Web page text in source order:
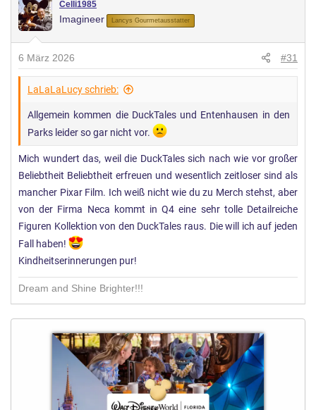
Celli1985
Imagineer Lancys Gourmetausstatter
6 März 2026 #31
LaLaLaLucy schrieb:
Allgemein kommen die DuckTales und Entenhausen in den
Parks leider so gar nicht vor.
Mich wundert das, weil die DuckTales sich nach wie vor großer
Beliebtheit Beliebtheit erfreuen und wesentlich zeitloser sind als
mancher Pixar Film. Ich weiß nicht wie du zu Merch stehst, aber
von der Firma Neca kommt in Q4 eine sehr tolle Detailreiche
Figuren Kollektion von den DuckTales raus. Die will ich auf jeden
Fall haben!
Kindheitserinnerungen pur!
Dream and Shine Brighter!!!